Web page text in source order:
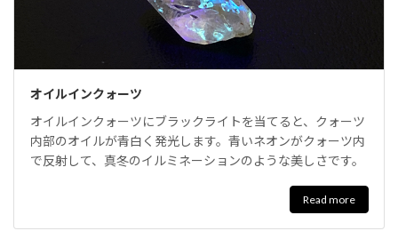
オイルインクォーツ
オイルインクォーツにブラックライトを当てると、クォーツ
内部のオイルが青白く発光します。青いネオンがクォーツ内
で反射して、真冬のイルミネーションのような美しさです。
Read more